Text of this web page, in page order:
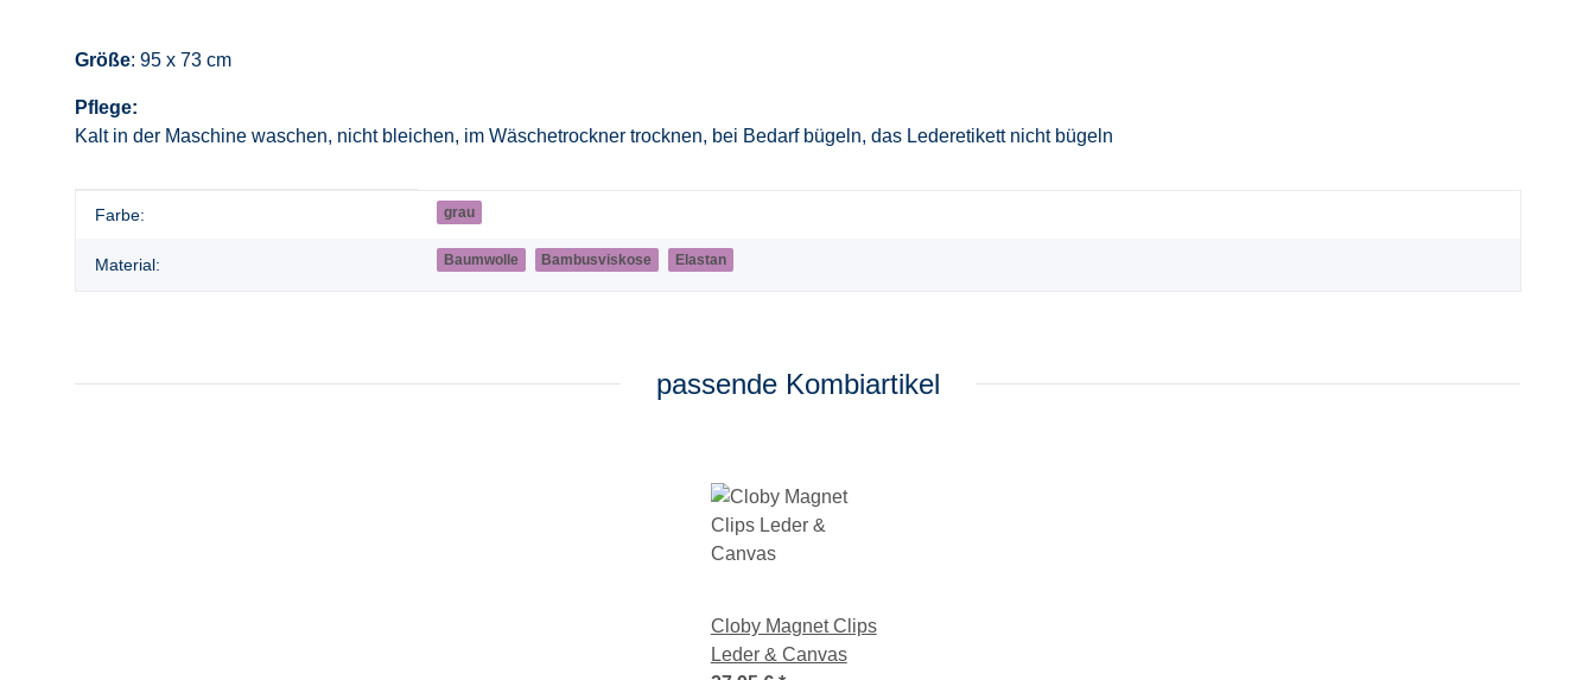
Größe: 95 x 73 cm
Pflege:
Kalt in der Maschine waschen, nicht bleichen, im Wäschetrockner trocknen, bei Bedarf bügeln, das Lederetikett nicht bügeln
Produkteigenschaft
Wert
Farbe: grau
Material: Baumwolle Bambusviskose Elastan
passende Kombiartikel
Cloby Magnet Clips
Leder & Canvas